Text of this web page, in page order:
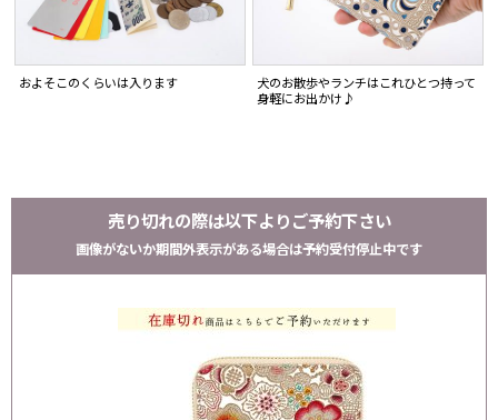
およそこのくらいは入ります
犬のお散歩やランチはこれひとつ持って
身軽にお出かけ♪
売り切れの際は以下よりご予約下さい
画像がないか期間外表示がある場合は予約受付停止中です